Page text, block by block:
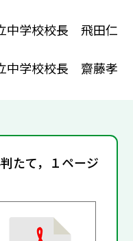
中学校校長 飛田仁
中学校校長 齋藤孝
たて，１ページ